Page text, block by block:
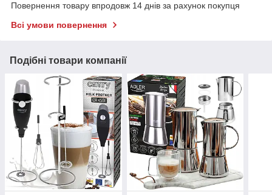
Повернення товару впродовж 14 днів за рахунок покупця
Всі умови повернення
Подібні товари компанії